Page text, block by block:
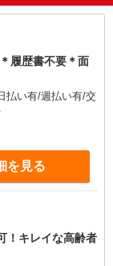
履歴書不要＊面
払い有/週払い有/交
を見る
！キレイな高齢者